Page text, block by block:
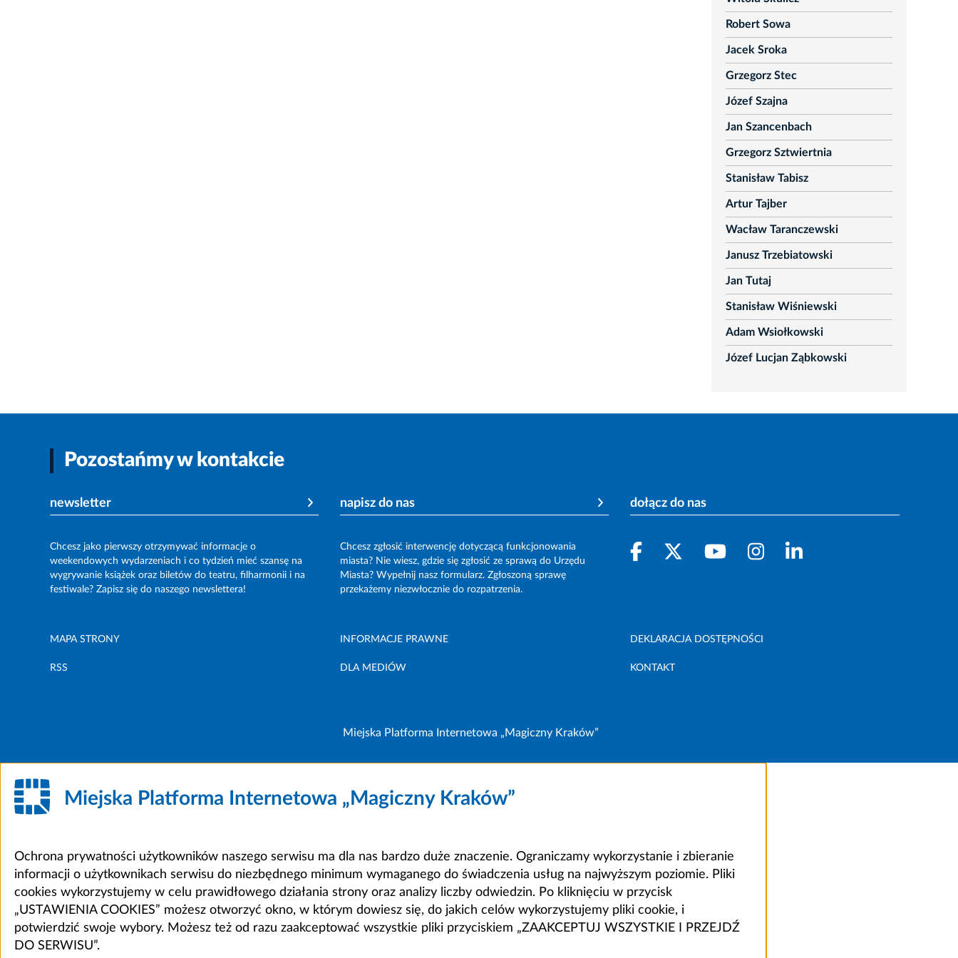
Robert Sowa
Jacek Sroka
Grzegorz Stec
Józef Szajna
Jan Szancenbach
Grzegorz Sztwiertnia
Stanisław Tabisz
Artur Tajber
Wacław Taranczewski
Janusz Trzebiatowski
Jan Tutaj
Stanisław Wiśniewski
Adam Wsiołkowski
Józef Lucjan Ząbkowski
Pozostańmy w kontakcie
newsletter
Chcesz jako pierwszy otrzymywać informacje o
weekendowych wydarzeniach i co tydzień mieć szansę na
wygrywanie książek oraz biletów do teatru, filharmonii i na
festiwale? Zapisz się do naszego newslettera!
napisz do nas
Chcesz zgłosić interwencję dotyczącą funkcjonowania
miasta? Nie wiesz, gdzie się zgłosić ze sprawą do Urzędu
Miasta? Wypełnij nasz formularz. Zgłoszoną sprawę
przekażemy niezwłocznie do rozpatrzenia.
dołącz do nas
MAPA STRONY INFORMACJE PRAWNE DEKLARACJA DOSTĘPNOŚCI
RSS DLA MEDIÓW KONTAKT
Miejska Platforma Internetowa „Magiczny Kraków”
Miejska Platforma Internetowa „Magiczny Kraków”
Ochrona prywatności użytkowników naszego serwisu ma dla nas bardzo duże znaczenie. Ograniczamy wykorzystanie i zbieranie
informacji o użytkownikach serwisu do niezbędnego minimum wymaganego do świadczenia usług na najwyższym poziomie. Pliki
cookies wykorzystujemy w celu prawidłowego działania strony oraz analizy liczby odwiedzin. Po kliknięciu w przycisk
„USTAWIENIA COOKIES” możesz otworzyć okno, w którym dowiesz się, do jakich celów wykorzystujemy pliki cookie, i
potwierdzić swoje wybory. Możesz też od razu zaakceptować wszystkie pliki przyciskiem „ZAAKCEPTUJ WSZYSTKIE I PRZEJDŹ
DO SERWISU”.